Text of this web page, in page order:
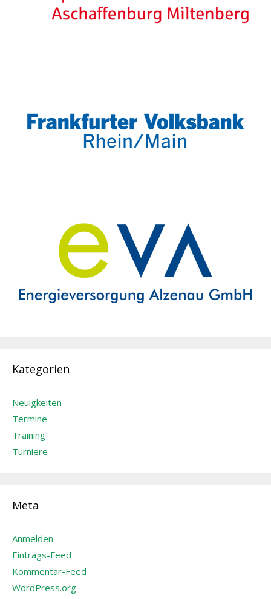
Kategorien
Neuigkeiten
Termine
Training
Turniere
Meta
Anmelden
Eintrags-Feed
Kommentar-Feed
WordPress.org